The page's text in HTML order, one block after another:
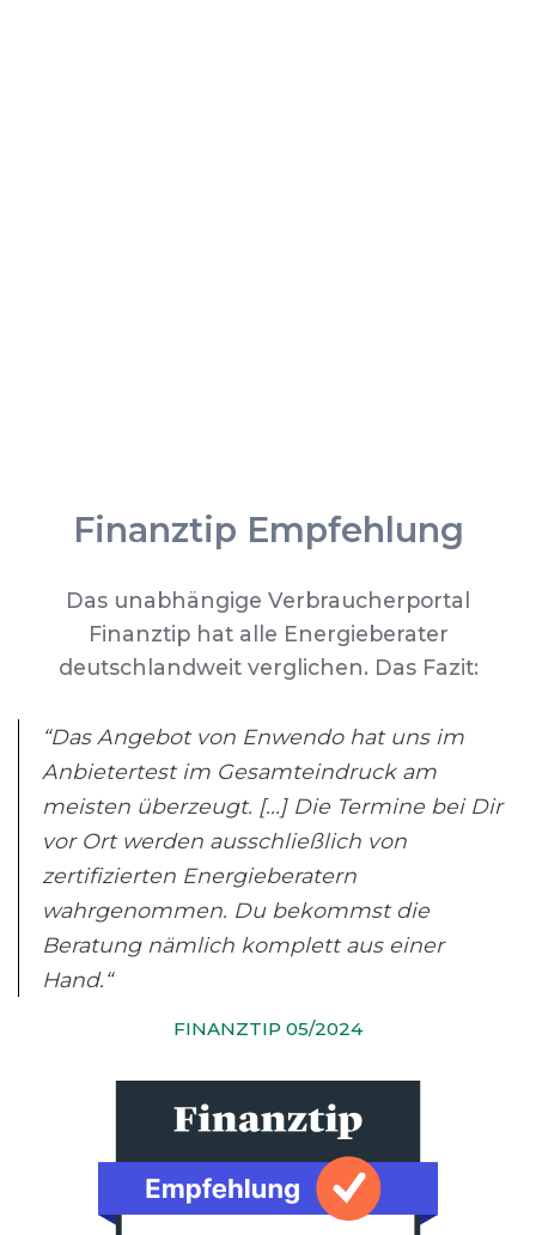
Finanztip Empfehlung
Das unabhängige Verbraucherportal
Finanztip hat alle Energieberater
deutschlandweit verglichen. Das Fazit:
“Das Angebot von Enwendo hat uns im
Anbietertest im Gesamteindruck am
meisten überzeugt. [...] Die Termine bei Dir
vor Ort werden ausschließlich von
zertifizierten Energieberatern
wahrgenommen. Du bekommst die
Beratung nämlich komplett aus einer
Hand.“
FINANZTIP 05/2024